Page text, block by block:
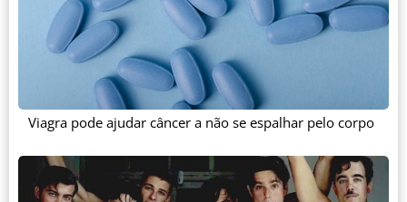
Viagra pode ajudar câncer a não se espalhar pelo corpo